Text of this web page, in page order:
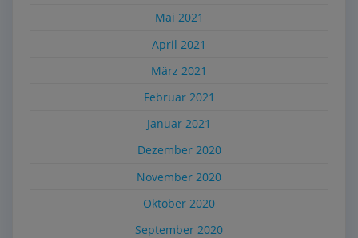
Mai 2021
April 2021
März 2021
Februar 2021
Januar 2021
Dezember 2020
November 2020
Oktober 2020
September 2020